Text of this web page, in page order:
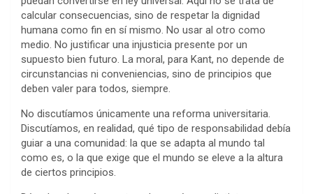
calcular consecuencias, sino de respetar la dignidad
humana como fin en sí mismo. No usar al otro como
medio. No justificar una injusticia presente por un
supuesto bien futuro. La moral, para Kant, no depende de
circunstancias ni conveniencias, sino de principios que
deben valer para todos, siempre.
No discutíamos únicamente una reforma universitaria.
Discutíamos, en realidad, qué tipo de responsabilidad debía
guiar a una comunidad: la que se adapta al mundo tal
como es, o la que exige que el mundo se eleve a la altura
de ciertos principios.